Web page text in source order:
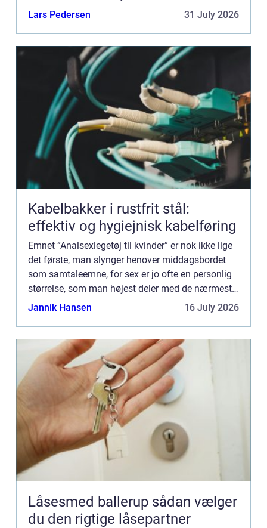
personer....
Lars Pedersen 31 July 2026
Kabelbakker i rustfrit stål:
effektiv og hygiejnisk kabelføring
Emnet “Analsexlegetøj til kvinder” er nok ikke lige
det første, man slynger henover middagsbordet
som samtaleemne, for sex er jo ofte en personlig
størrelse, som man højest deler med de nærmeste
personer....
Jannik Hansen 16 July 2026
Låsesmed ballerup sådan vælger
du den rigtige låsepartner